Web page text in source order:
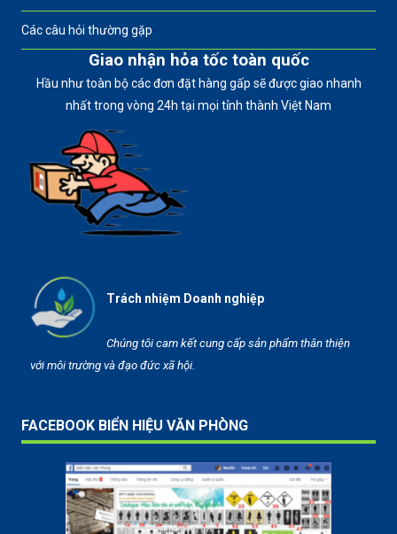
Các câu hỏi thường gặp
Giao nhận hỏa tốc toàn quốc
Hầu như toàn bộ các đơn đặt hàng gấp sẽ được giao nhanh
nhất trong vòng 24h tại mọi tỉnh thành Việt Nam
Trách nhiệm Doanh nghiệp
Chúng tôi cam kết cung cấp sản phẩm thân thiện
với môi trường và đạo đức xã hội.
FACEBOOK BIỂN HIỆU VĂN PHÒNG